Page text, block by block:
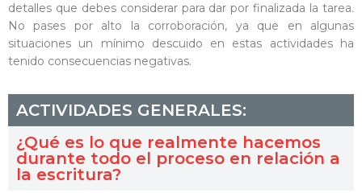
detalles que debes considerar para dar por finalizada la tarea.
No pases por alto la corroboración, ya que en algunas
situaciones un mínimo descuido en estas actividades ha
tenido consecuencias negativas.
ACTIVIDADES GENERALES:
¿Qué es lo que realmente hacemos
durante todo el proceso en relación a
la escritura?